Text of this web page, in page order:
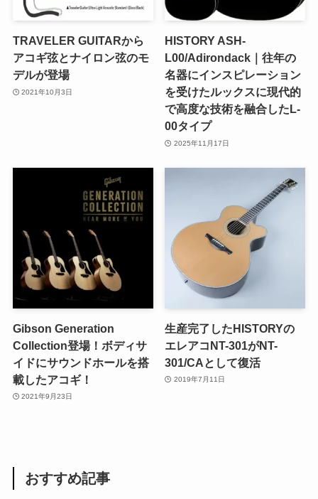
TRAVELER GUITARから
アコギ弦とナイロン弦のモ
デルが登場
2021年10月3日
HISTORY ASH-
L00/Adirondack｜往年の
名器にインスピレーション
を受けたルックスに現代的
で高度な技術を融合したL-
00タイプ
2025年11月17日
Gibson Generation
Collection登場！ボディサ
イドにサウンドホールを搭
載したアコギ！
2021年9月23日
生産完了したHISTORYの
エレアコNT-301がNT-
301/CAとして復活
2019年7月11日
おすすめ記事